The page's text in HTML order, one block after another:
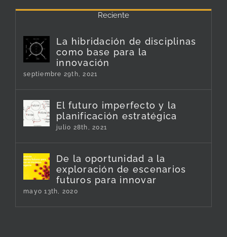
Reciente
La hibridación de disciplinas
como base para la
innovación
septiembre 29th, 2021
El futuro imperfecto y la
planificación estratégica
julio 28th, 2021
De la oportunidad a la
exploración de escenarios
futuros para innovar
mayo 13th, 2020